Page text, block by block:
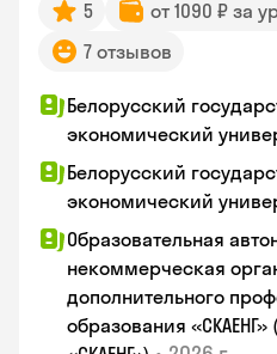
5 от 1090 ₽ за
7 отзывов
Белорусский
экономический
Белорусский
экономический
Образовательная
некоммерческая
дополнительного
образования «СКАЕНГ»